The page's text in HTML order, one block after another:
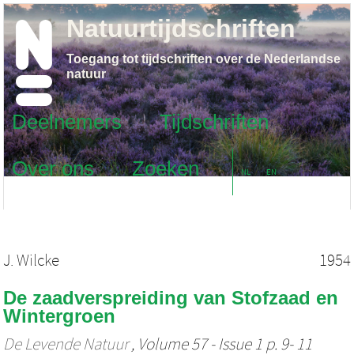
Deelnemers
Tijdschriften
Over ons
Zoeken NL EN
Natuurtijdschriften
Toegang tot tijdschriften over de Nederlandse
natuur
J. Wilcke 1954
De zaadverspreiding van Stofzaad en
Wintergroen
De Levende Natuur, Volume 57 - Issue 1 p. 9- 11